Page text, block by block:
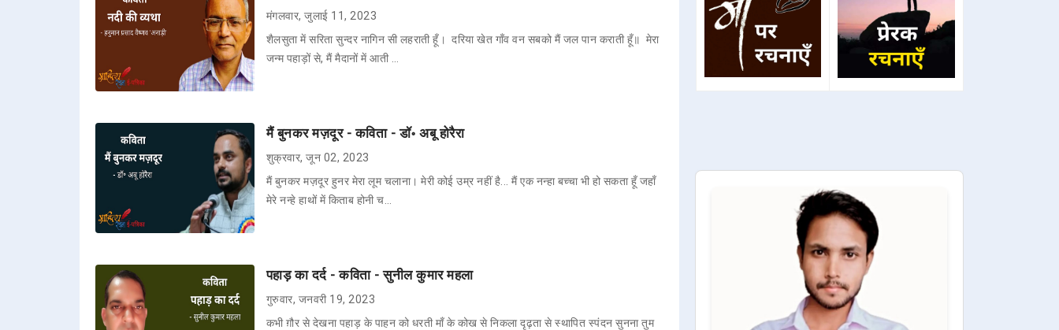
मंगलवार, जुलाई 11, 2023
शैलसुता में सरिता सुन्दर नागिन सी लहराती हूँ। दरिया खेत गॉंव वन सबको मैं जल पान कराती हूँ॥ मेरा
जन्म पहाड़ों से, मैं मैदानों में आती …
मैं बुनकर मज़दूर - कविता - डॉ॰ अबू होरैरा
शुक्रवार, जून 02, 2023
मैं बुनकर मज़दूर हुनर मेरा लूम चलाना। मेरी कोई उम्र नहीं है... मैं एक नन्हा बच्चा भी हो सकता हूँ जहाँ
मेरे नन्हे हाथों में किताब होनी च…
पहाड़ का दर्द - कविता - सुनील कुमार महला
गुरुवार, जनवरी 19, 2023
कभी ग़ौर से देखना पहाड़ के पाहन को धरती माँ के कोख से निकला दृढ़ता से स्थापित स्पंदन सुनना तुम